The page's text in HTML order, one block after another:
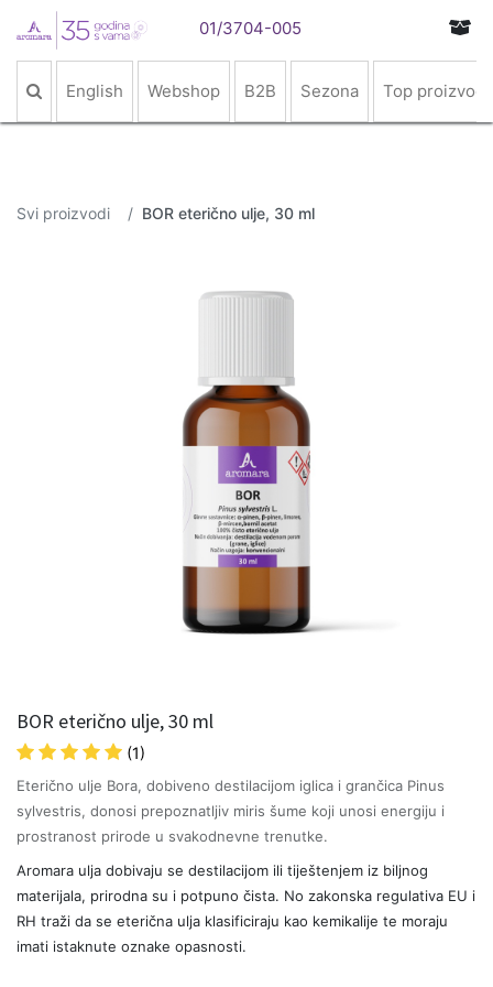
01/3704-005
English Webshop B2B Sezona Top proizvodi
Svi proizvodi BOR eterično ulje, 30 ml
BOR eterično ulje, 30 ml
(1)
Eterično ulje Bora, dobiveno destilacijom iglica i grančica Pinus
sylvestris, donosi prepoznatljiv miris šume koji unosi energiju i
prostranost prirode u svakodnevne trenutke.
Aromara ulja dobivaju se destilacijom ili tiještenjem iz biljnog
materijala, prirodna su i potpuno čista. No zakonska regulativa EU i
RH traži da se eterična ulja klasificiraju kao kemikalije te moraju
imati istaknute oznake opasnosti.